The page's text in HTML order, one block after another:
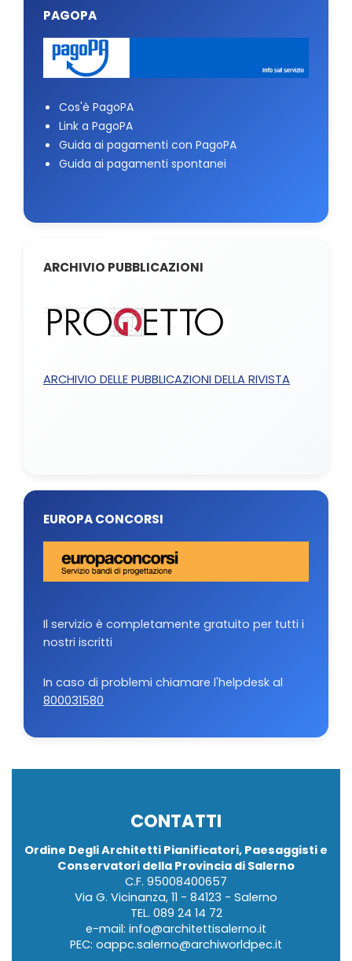
PAGOPA
Cos'è PagoPA
Link a PagoPA
Guida ai pagamenti con PagoPA
Guida ai pagamenti spontanei
ARCHIVIO PUBBLICAZIONI
ARCHIVIO DELLE PUBBLICAZIONI DELLA RIVISTA
EUROPA CONCORSI
Il servizio è completamente gratuito per tutti i
nostri iscritti
In caso di problemi chiamare l'helpdesk al
800031580
CONTATTI
Ordine Degli Architetti Pianificatori, Paesaggisti e
Conservatori della Provincia di Salerno
C.F. 95008400657
Via G. Vicinanza, 11 - 84123 - Salerno
TEL. 089 24 14 72
e-mail: info@architettisalerno.it
PEC: oappc.salerno@archiworldpec.it